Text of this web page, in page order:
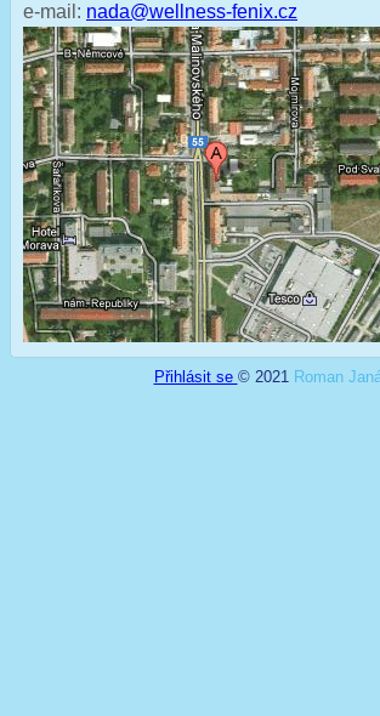
e-mail: nada@wellness-fenix.cz
Přihlásit se © 2021 Roman